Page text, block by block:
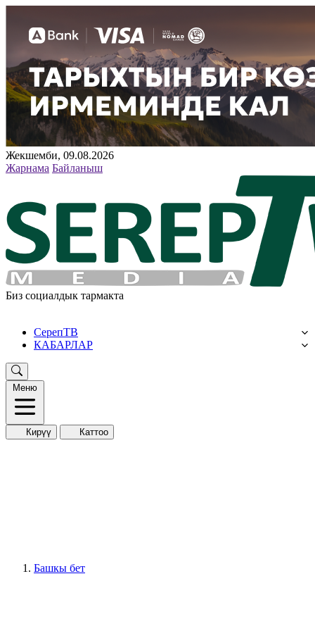
Жекшемби, 09.08.2026
Жарнама Байланыш
Биз социалдык тармакта
СерепТВ
КАБАРЛАР
Меню
Кирүү Каттоо
Башкы бет